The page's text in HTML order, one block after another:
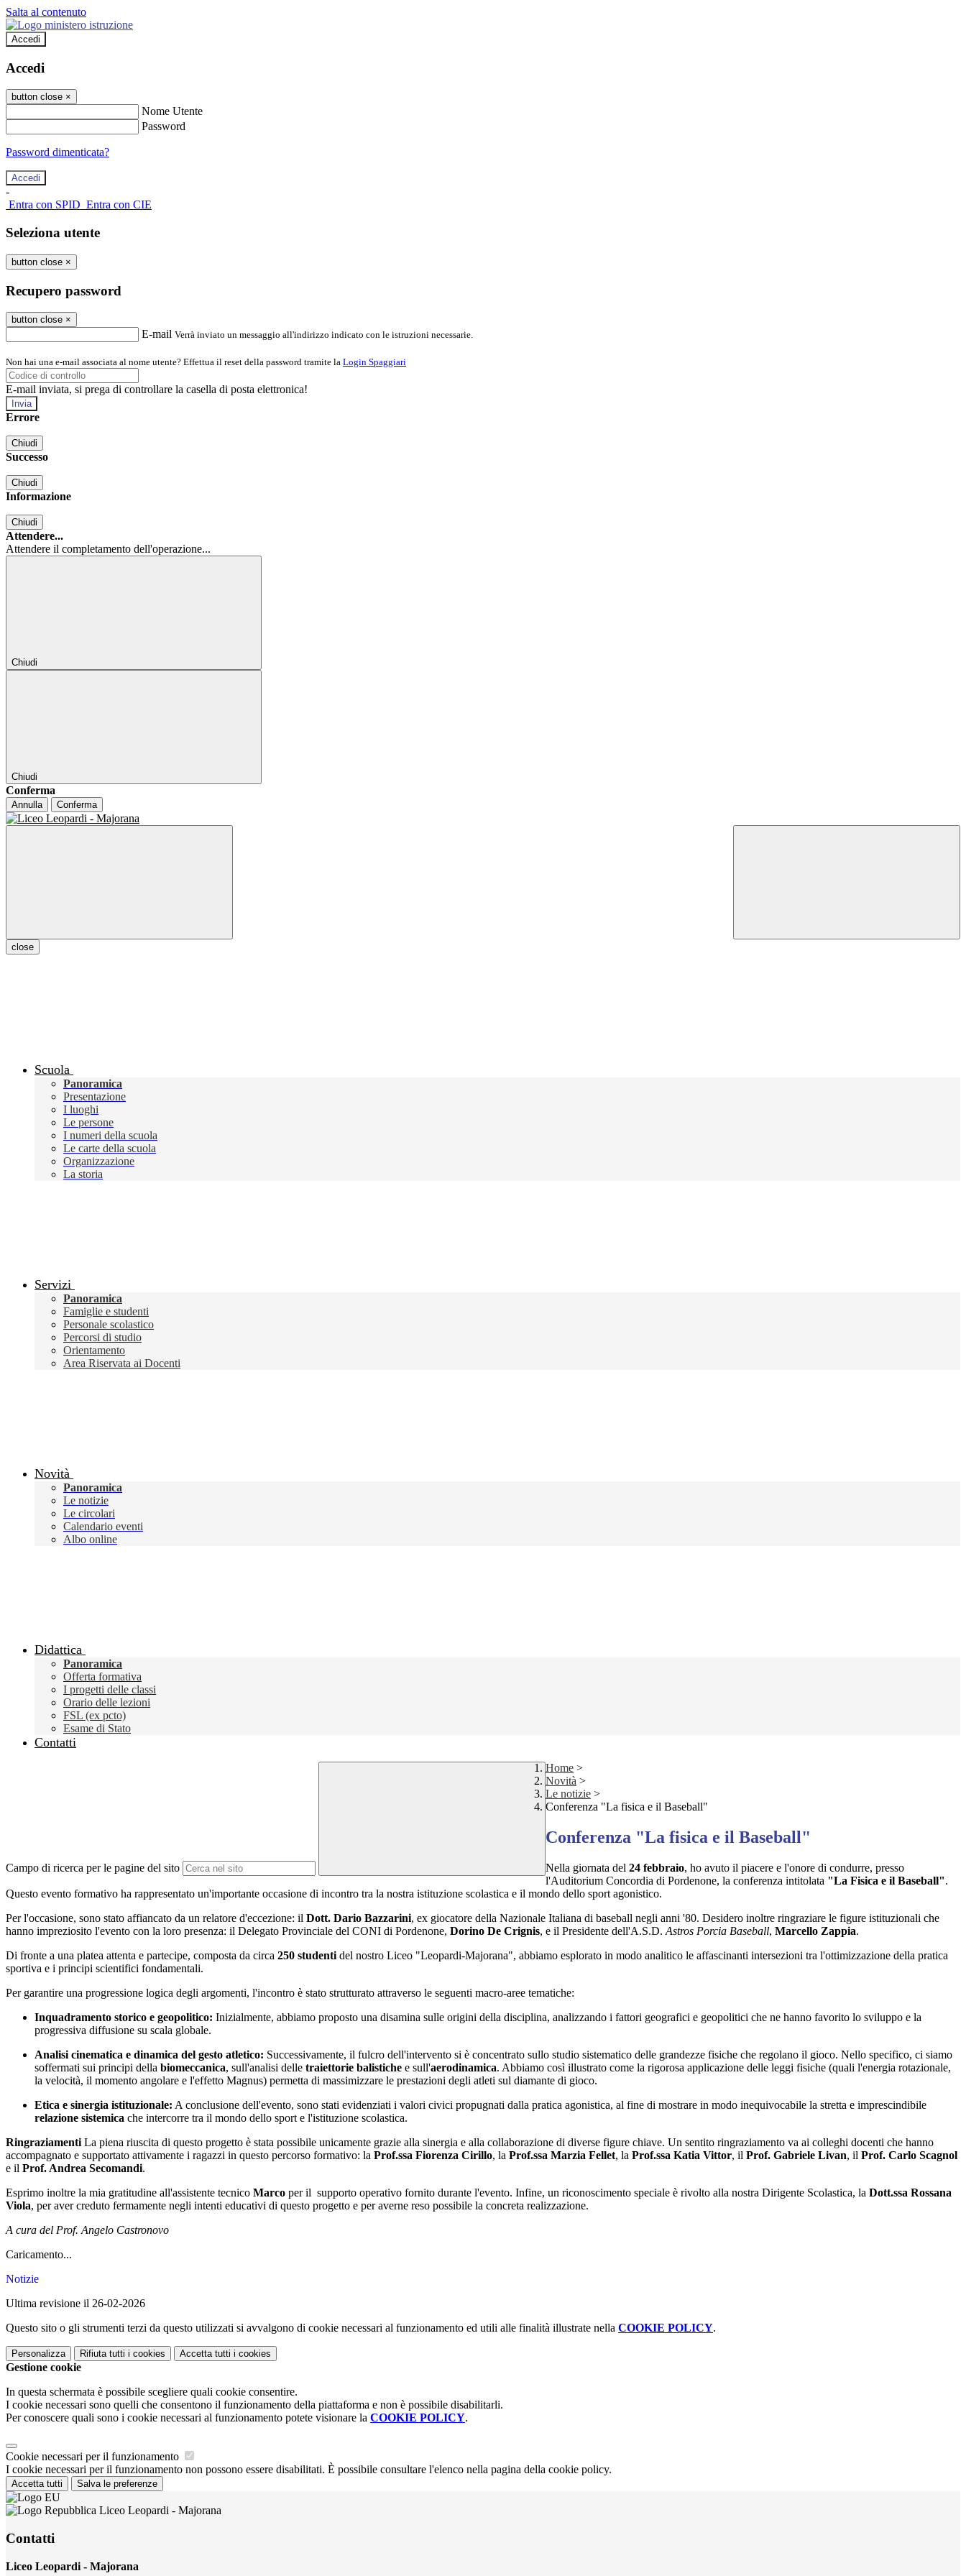
Salta al contenuto
Accedi
Accedi
button close ×
Nome Utente
Password
Password dimenticata?
-
Entra con SPID Entra con CIE
Seleziona utente
button close ×
Recupero password
button close ×
E-mail Verrà inviato un messaggio all'indirizzo indicato con le istruzioni necessarie.
Non hai una e-mail associata al nome utente? Effettua il reset della password tramite la Login Spaggiari
E-mail inviata, si prega di controllare la casella di posta elettronica!
Errore
Chiudi
Successo
Chiudi
Informazione
Chiudi
Attendere...
Attendere il completamento dell'operazione...
Chiudi
Chiudi
Conferma
Annulla Conferma
close
Scuola
Panoramica
Presentazione
I luoghi
Le persone
I numeri della scuola
Le carte della scuola
Organizzazione
La storia
Servizi
Panoramica
Famiglie e studenti
Personale scolastico
Percorsi di studio
Orientamento
Area Riservata ai Docenti
Novità
Panoramica
Le notizie
Le circolari
Calendario eventi
Albo online
Didattica
Panoramica
Offerta formativa
I progetti delle classi
Orario delle lezioni
FSL (ex pcto)
Esame di Stato
Contatti
Campo di ricerca per le pagine del sito
Home >
Novità >
Le notizie >
Conferenza "La fisica e il Baseball"
Conferenza "La fisica e il Baseball"
Nella giornata del 24 febbraio, ho avuto il piacere e l'onore di condurre, presso
l'Auditorium Concordia di Pordenone, la conferenza intitolata "La Fisica e il Baseball".
Questo evento formativo ha rappresentato un'importante occasione di incontro tra la nostra istituzione scolastica e il mondo dello sport agonistico.
Per l'occasione, sono stato affiancato da un relatore d'eccezione: il Dott. Dario Bazzarini, ex giocatore della Nazionale Italiana di baseball negli anni '80. Desidero inoltre ringraziare le figure istituzionali che
hanno impreziosito l'evento con la loro presenza: il Delegato Provinciale del CONI di Pordenone, Dorino De Crignis, e il Presidente dell'A.S.D. Astros Porcia Baseball, Marcello Zappia.
Di fronte a una platea attenta e partecipe, composta da circa 250 studenti del nostro Liceo "Leopardi-Majorana", abbiamo esplorato in modo analitico le affascinanti intersezioni tra l'ottimizzazione della pratica
sportiva e i principi scientifici fondamentali.
Per garantire una progressione logica degli argomenti, l'incontro è stato strutturato attraverso le seguenti macro-aree tematiche:
Inquadramento storico e geopolitico: Inizialmente, abbiamo proposto una disamina sulle origini della disciplina, analizzando i fattori geografici e geopolitici che ne hanno favorito lo sviluppo e la
progressiva diffusione su scala globale.
Analisi cinematica e dinamica del gesto atletico: Successivamente, il fulcro dell'intervento si è concentrato sullo studio sistematico delle grandezze fisiche che regolano il gioco. Nello specifico, ci siamo
soffermati sui principi della biomeccanica, sull'analisi delle traiettorie balistiche e sull'aerodinamica. Abbiamo così illustrato come la rigorosa applicazione delle leggi fisiche (quali l'energia rotazionale,
la velocità, il momento angolare e l'effetto Magnus) permetta di massimizzare le prestazioni degli atleti sul diamante di gioco.
Etica e sinergia istituzionale: A conclusione dell'evento, sono stati evidenziati i valori civici propugnati dalla pratica agonistica, al fine di mostrare in modo inequivocabile la stretta e imprescindibile
relazione sistemica che intercorre tra il mondo dello sport e l'istituzione scolastica.
Ringraziamenti La piena riuscita di questo progetto è stata possibile unicamente grazie alla sinergia e alla collaborazione di diverse figure chiave. Un sentito ringraziamento va ai colleghi docenti che hanno
accompagnato e supportato attivamente i ragazzi in questo percorso formativo: la Prof.ssa Fiorenza Cirillo, la Prof.ssa Marzia Fellet, la Prof.ssa Katia Vittor, il Prof. Gabriele Livan, il Prof. Carlo Scagnol
e il Prof. Andrea Secomandi.
Esprimo inoltre la mia gratitudine all'assistente tecnico Marco per il supporto operativo fornito durante l'evento. Infine, un riconoscimento speciale è rivolto alla nostra Dirigente Scolastica, la Dott.ssa Rossana
Viola, per aver creduto fermamente negli intenti educativi di questo progetto e per averne reso possibile la concreta realizzazione.
A cura del Prof. Angelo Castronovo
Caricamento...
Notizie
Ultima revisione il 26-02-2026
Questo sito o gli strumenti terzi da questo utilizzati si avvalgono di cookie necessari al funzionamento ed utili alle finalità illustrate nella COOKIE POLICY.
Personalizza Rifiuta tutti i cookies Accetta tutti i cookies
Gestione cookie
In questa schermata è possibile scegliere quali cookie consentire.
I cookie necessari sono quelli che consentono il funzionamento della piattaforma e non è possibile disabilitarli.
Per conoscere quali sono i cookie necessari al funzionamento potete visionare la COOKIE POLICY.
Cookie necessari per il funzionamento
I cookie necessari per il funzionamento non possono essere disabilitati. È possibile consultare l'elenco nella pagina della cookie policy.
Accetta tutti Salva le preferenze
Liceo Leopardi - Majorana
Contatti
Liceo Leopardi - Majorana